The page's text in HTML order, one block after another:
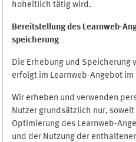
hoheitlich tätig wird.
Bereitstellung des Learnweb-
speicherung
Die Erhebung und Speicherung
erfolgt im Learnweb-Angebot
Wir erheben und verwenden
Nutzer grundsätzlich nur,
Optimierung des Learnweb-
und der Nutzung der